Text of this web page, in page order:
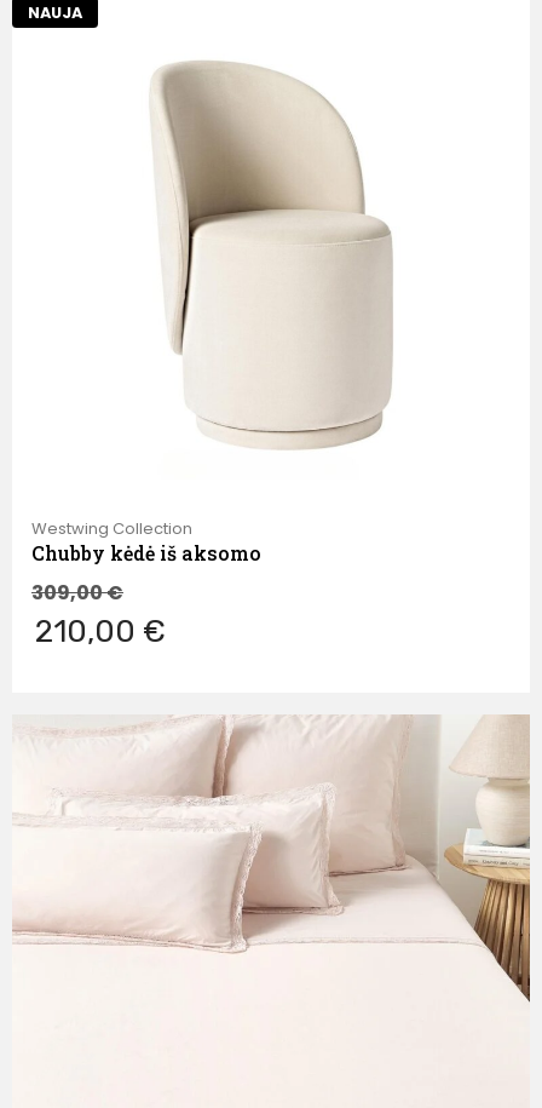
NAUJA
Westwing Collection
Chubby kėdė iš aksomo
309,00€
210,00 €